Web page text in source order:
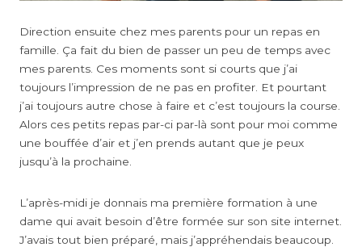
Direction ensuite chez mes parents pour un repas en
famille. Ça fait du bien de passer un peu de temps avec
mes parents. Ces moments sont si courts que j’ai
toujours l’impression de ne pas en profiter. Et pourtant
j’ai toujours autre chose à faire et c’est toujours la course.
Alors ces petits repas par-ci par-là sont pour moi comme
une bouffée d’air et j’en prends autant que je peux
jusqu’à la prochaine.
L’après-midi je donnais ma première formation à une
dame qui avait besoin d’être formée sur son site internet.
J’avais tout bien préparé, mais j’appréhendais beaucoup.